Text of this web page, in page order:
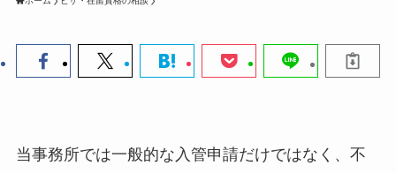
当事務所では一般的な入管申請だけではなく、不